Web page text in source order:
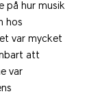
på hur musik
hos
var mycket
att
var